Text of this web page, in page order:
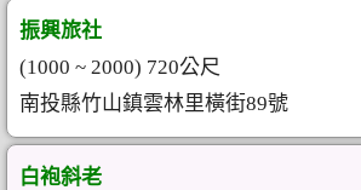
振興旅社
(1000 ~ 2000) 720公尺
南投縣竹山鎮雲林里橫街89號
白袍斜老